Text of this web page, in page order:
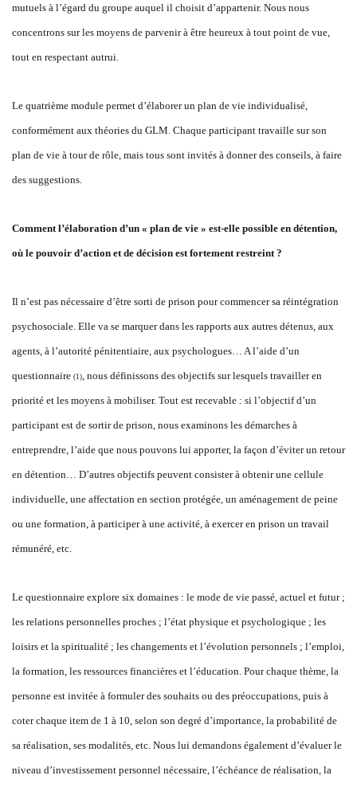
mutuels à l’égard du groupe auquel il choisit d’appartenir. Nous nous
concentrons sur les moyens de parvenir à être heureux à tout point de vue,
tout en respectant autrui.
Le quatrième module permet d’élaborer un plan de vie individualisé,
conformément aux théories du GLM. Chaque participant travaille sur son
plan de vie à tour de rôle, mais tous sont invités à donner des conseils, à faire
des suggestions.
Comment l’élaboration d’un « plan de vie » est-elle possible en détention,
où le pouvoir d’action et de décision est fortement restreint ?
Il n’est pas nécessaire d’être sorti de prison pour commencer sa réintégration
psychosociale. Elle va se marquer dans les rapports aux autres détenus, aux
agents, à l’autorité pénitentiaire, aux psychologues… A l’aide d’un
questionnaire (1) , nous définissons des objectifs sur lesquels travailler en
priorité et les moyens à mobiliser. Tout est recevable : si l’objectif d’un
participant est de sortir de prison, nous examinons les démarches à
entreprendre, l’aide que nous pouvons lui apporter, la façon d’éviter un retour
en détention… D’autres objectifs peuvent consister à obtenir une cellule
individuelle, une affectation en section protégée, un aménagement de peine
ou une formation, à participer à une activité, à exercer en prison un travail
rémunéré, etc.
Le questionnaire explore six domaines : le mode de vie passé, actuel et futur ;
les relations personnelles proches ; l’état physique et psychologique ; les
loisirs et la spiritualité ; les changements et l’évolution personnels ; l’emploi,
la formation, les ressources financières et l’éducation. Pour chaque thème, la
personne est invitée à formuler des souhaits ou des préoccupations, puis à
coter chaque item de 1 à 10, selon son degré d’importance, la probabilité de
sa réalisation, ses modalités, etc. Nous lui demandons également d’évaluer le
niveau d’investissement personnel nécessaire, l’échéance de réalisation, la